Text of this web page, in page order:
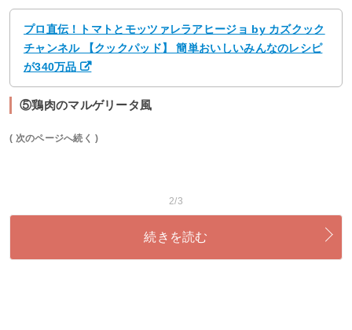
プロ直伝！トマトとモッツァレラアヒージョ by カズクック
チャンネル 【クックパッド】 簡単おいしいみんなのレシピ
が340万品
⑤鶏肉のマルゲリータ風
( 次のページへ続く )
2/3
続きを読む